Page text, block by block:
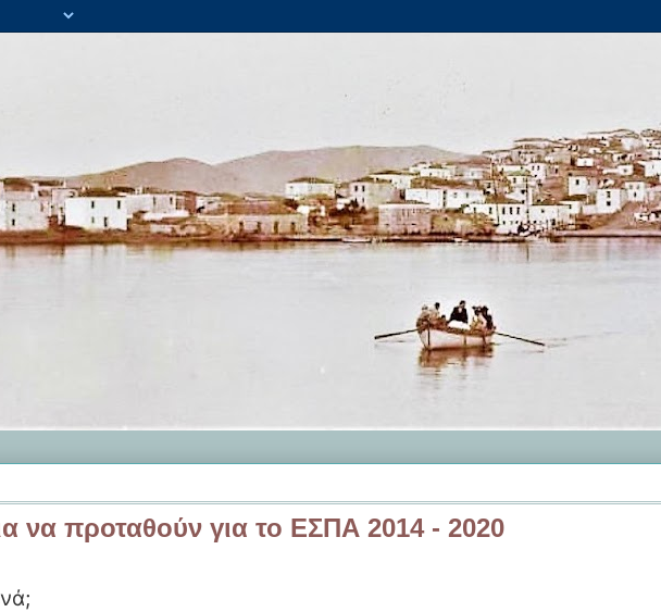
να προταθούν για το ΕΣΠΑ 2014 - 2020